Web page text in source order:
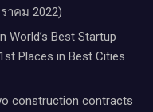
าคม 2022)
World’s Best Startup
Places in Best Cities
construction contracts